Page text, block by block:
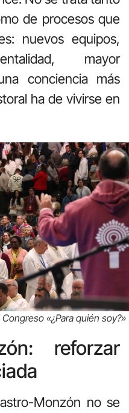
de procesos que
nuevos equipos,
mayor
conciencia más
ha de vivirse en
«¿Para quién soy?»
reforzar
Monzón no se